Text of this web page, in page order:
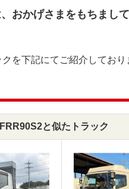
おかげさまをもちまし
を下記にてご紹介してお
と似たトラック